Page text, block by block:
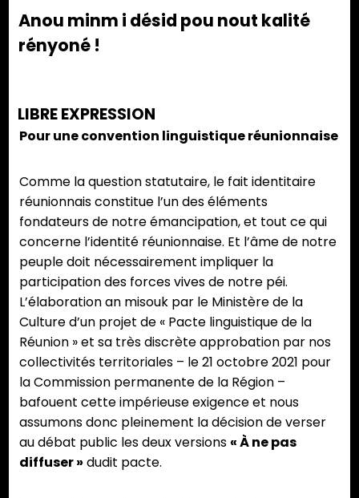
Anou minm i désid pou nout kalité
rényoné !
LIBRE EXPRESSION
Pour une convention linguistique réunionnaise
Comme la question statutaire, le fait identitaire
réunionnais constitue l’un des éléments
fondateurs de notre émancipation, et tout ce qui
concerne l’identité réunionnaise. Et l’âme de notre
peuple doit nécessairement impliquer la
participation des forces vives de notre péi.
L’élaboration an misouk par le Ministère de la
Culture d’un projet de « Pacte linguistique de la
Réunion » et sa très discrète approbation par nos
collectivités territoriales – le 21 octobre 2021 pour
la Commission permanente de la Région –
bafouent cette impérieuse exigence et nous
assumons donc pleinement la décision de verser
au débat public les deux versions « À ne pas
diffuser » dudit pacte.